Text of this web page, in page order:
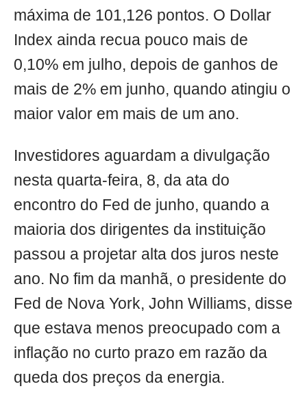
máxima de 101,126 pontos. O Dollar
Index ainda recua pouco mais de
0,10% em julho, depois de ganhos de
mais de 2% em junho, quando atingiu o
maior valor em mais de um ano.
Investidores aguardam a divulgação
nesta quarta-feira, 8, da ata do
encontro do Fed de junho, quando a
maioria dos dirigentes da instituição
passou a projetar alta dos juros neste
ano. No fim da manhã, o presidente do
Fed de Nova York, John Williams, disse
que estava menos preocupado com a
inflação no curto prazo em razão da
queda dos preços da energia.